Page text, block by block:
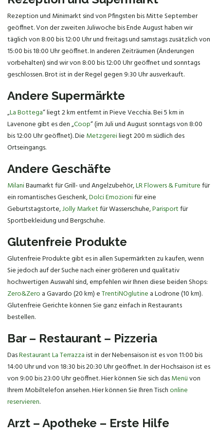
Rezeption und Minimarkt sind von Pfingsten bis Mitte September
geöffnet. Von der zweiten Juliwoche bis Ende August haben wir
täglich von 8:00 bis 12:00 Uhr und freitags und samstags zusätzlich von
15:00 bis 18:00 Uhr geöffnet. In anderen Zeiträumen (Änderungen
vorbehalten) sind wir von 8:00 bis 12:00 Uhr geöffnet und sonntags
geschlossen. Brot ist in der Regel gegen 9:30 Uhr ausverkauft.
Andere Supermärkte
„La Bottega“ liegt 2 km entfernt in Pieve Vecchia. Bei 5 km in
Lavenone gibt es den „Coop“ (im Juli und August sonntags von 8:00
bis 12:00 Uhr geöffnet). Die Metzgereiliegt 200 m südlich des
Ortseingangs.
Andere Geschäfte
MilaniBaumarkt für Grill- und Angelzubehör,LR Flowers & Furniturefür
ein romantisches Geschenk,Dolci Emozionifür eine
Geburtstagstorte,Jolly Marketfür Wasserschuhe,Parisportfür
Sportbekleidung und Bergschuhe.
Glutenfreie Produkte
Glutenfreie Produkte gibt es in allen Supermärkten zu kaufen, wenn
Sie jedoch auf der Suche nach einer größeren und qualitativ
hochwertigen Auswahl sind, empfehlen wir Ihnen diese beiden Shops:
Zero&Zero a Gavardo (20 km) eTrentiNOglutine a Lodrone (10 km).
Glutenfreie Gerichte können Sie ganz einfach in Restaurants
bestellen.
Bar – Restaurant – Pizzeria
DasRestaurant La Terrazzaist in der Nebensaison ist es von 11:00 bis
14:00 Uhr und von 18:30 bis 20:30 Uhr geöffnet. In der Hochsaison ist es
von 9:00 bis 23:00 Uhr geöffnet. Hier können Sie sich dasMenüvon
Ihrem Mobiltelefon ansehen. Hier können Sie Ihren Tischonline
reservieren.
Arzt – Apotheke – Erste Hilfe